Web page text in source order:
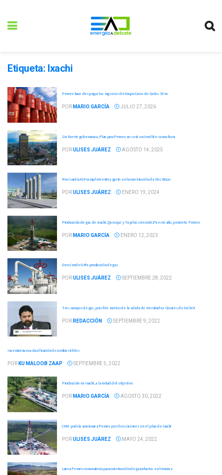
Etiqueta: Ixachi
Pemex hace despegar los ingresos de Grupo Carso de Carlos Slim
POR MARIO GARCÍA JULIO 27, 2026
Sin fuerte gobernanza, Plan para Pemex no será sostenible: consultora
PORULISES JUÁREZ AGOSTO 14, 2025
Revisará la ASF cumplimiento y gasto en la construcción de Dos Bocas
PORULISES JUÁREZ ENERO 19, 2024
Producción de gas de Ixachi, Quesqui y Tupilco crecerá 61% este año, promete Pemex
POR MARIO GARCÍA ENERO 12, 2023
Desciende 0.4% producción de gas
PORULISES JUÁREZ SEPTIEMBRE 28, 2022
Tres campos de gas, posible motivo de la salida de Hernández Cázares de la CNH
POR REDACCIÓN SEPTIEMBRE 9, 2022
Inventan nueva clasificación de combustibles
POR KU MALOOB ZAAP SEPTIEMBRE 5, 2022
Producción en Ixachi, a la mitad del objetivo
POR MARIO GARCÍA AGOSTO 30, 2022
CNH podría sancionar a Pemex por desviaciones en el plan de Ixachi
PORULISES JUÁREZ MAYO 24, 2022
Lanza Pemex convocatoria para construcción de gasoductos en Veracruz